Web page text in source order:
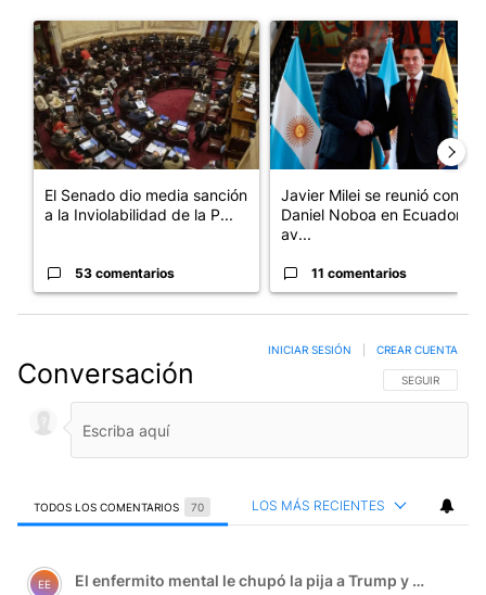
Un artículo de tendencia con el título "El Senado dio media
El Senado dio media sanción
a la Inviolabilidad de la P...
53 comentarios
Un artículo de tendencia con
Javier Milei se reunió con
Daniel Noboa en Ecuador y
av...
11 comentarios
Conversación SIGA ESTA
SEGUIR
INICIAR SESIÓN CREAR CUENTA
TODOS LOS COMENTARIOS 70 LOS MÁS RECIENTES
Comentario de El enfermito mental le chupó la pija a
EE El enfermito mental le chupó la pija a Trump y el